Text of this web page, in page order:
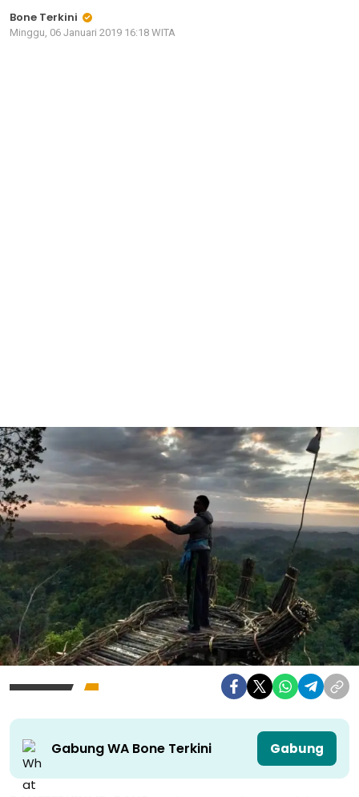
Bone Terkini
Minggu, 06 Januari 2019 16:18 WITA
Gabung WA Bone Terkini Gabung